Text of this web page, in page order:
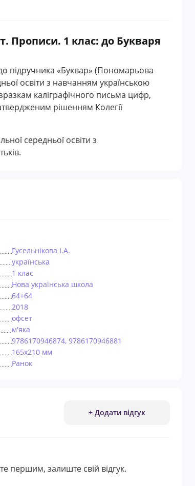
1 клас: до Букваря
підручника «Буквар» (Пономарьова
освіти з навчанням українською
каліграфічного письма цифр,
рішенням Колегії
середньої освіти з
Гусельнікова І.А.
українська
1 клас
Нова українська школа
64+64
2018
офсет
м'яка
9786170946874, 9786170946881
165х210 мм
Ранок
+ Додати відгук
першим, залиште свій відгук.